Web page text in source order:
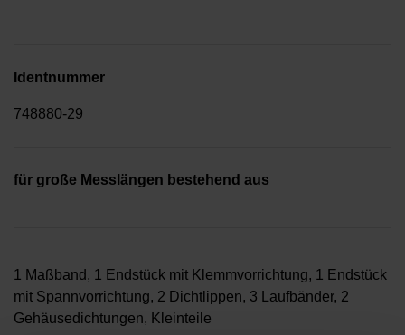
Identnummer
748880-29
für große Messlängen bestehend aus
1 Maßband, 1 Endstück mit Klemmvorrichtung, 1 Endstück
mit Spannvorrichtung, 2 Dichtlippen, 3 Laufbänder, 2
Gehäusedichtungen, Kleinteile